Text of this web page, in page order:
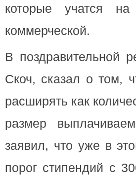
которые учатся
коммерческой.
В поздравительной
Скоч, сказал о том,
расширять как
размер
заявил, что уже в
порог стипендий с